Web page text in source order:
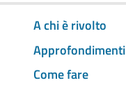
A chi è rivolto
Approfondimenti
Come fare